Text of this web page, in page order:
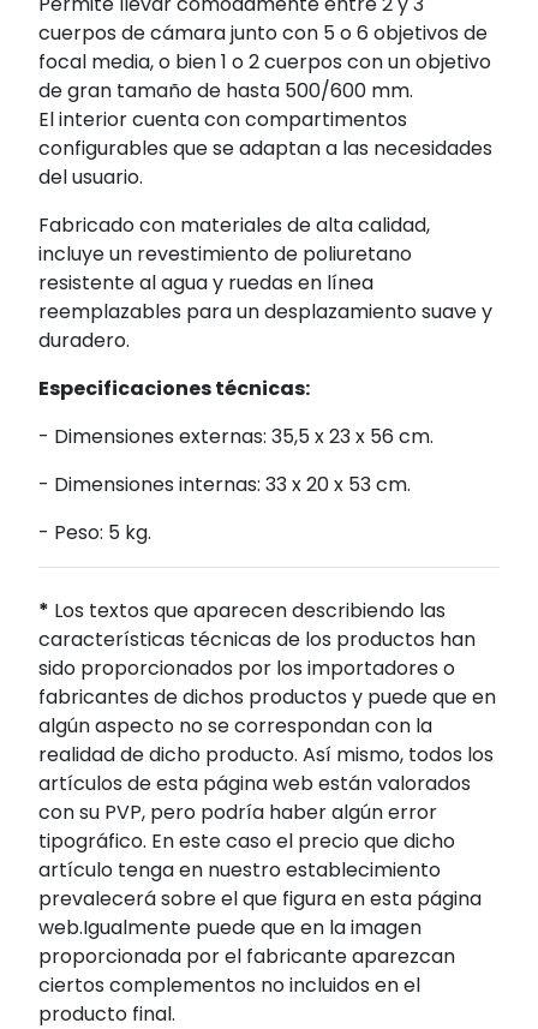
cuerpos de cámara junto con 5 o 6 objetivos de
focal media, o bien 1 o 2 cuerpos con un objetivo
de gran tamaño de hasta 500/600 mm.
El interior cuenta con compartimentos
configurables que se adaptan a las necesidades
del usuario.
Fabricado con materiales de alta calidad,
incluye un revestimiento de poliuretano
resistente al agua y ruedas en línea
reemplazables para un desplazamiento suave y
duradero.
Especificaciones técnicas:
- Dimensiones externas: 35,5 x 23 x 56 cm.
- Dimensiones internas: 33 x 20 x 53 cm.
- Peso: 5 kg.
* Los textos que aparecen describiendo las
características técnicas de los productos han
sido proporcionados por los importadores o
fabricantes de dichos productos y puede que en
algún aspecto no se correspondan con la
realidad de dicho producto. Así mismo, todos los
artículos de esta página web están valorados
con su PVP, pero podría haber algún error
tipográfico. En este caso el precio que dicho
artículo tenga en nuestro establecimiento
prevalecerá sobre el que figura en esta página
web.Igualmente puede que en la imagen
proporcionada por el fabricante aparezcan
ciertos complementos no incluidos en el
producto final.